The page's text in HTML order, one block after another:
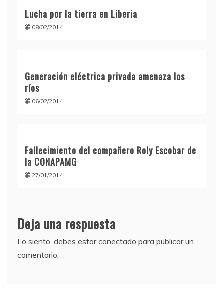
Lucha por la tierra en Liberia
08/02/2014
Generación eléctrica privada amenaza los
ríos
06/02/2014
Fallecimiento del compañero Roly Escobar de
la CONAPAMG
27/01/2014
Deja una respuesta
Lo siento, debes estarconectado para publicar un
comentario.